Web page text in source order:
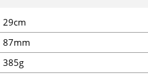
29cm
87mm
385g